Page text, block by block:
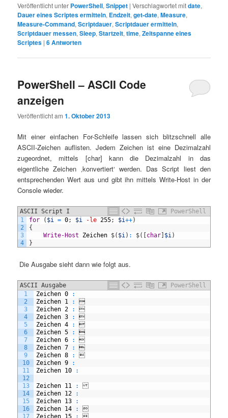
Veröffentlicht unter PowerShell,Snippet |Verschlagwortet mitdate,
Dauer eines Scriptes ermitteln, Endzeit,get-date,Measure,
Measure-Command,Scriptdauer,Scriptdauer ermitteln,
Scriptdauer messen,Sleep,Startzeit,time,Zeitspanne eines
Scriptes |6Antworten
PowerShell – ASCII Code
anzeigen
Veröffentlicht am1. Oktober 2013
Mit einer einfachen For-Schleife lassen sich blitzschnell alle
ASCII-Zeichen auflisten. Jedem Zeichen ist eine Dezimalzahl
zugeordnet, mittels [char] kann die Dezimalzahl in das
eigentliche Zeichen ‚konvertiert‘ werden. Das Script liest den
entsprechenden Wert aus und gibt ihn mittels Write-Host in der
Console wieder.
ASCII Script I
PowerShell
1
2
3
4
for ( $i = 0; $i -le 255; $i++)
{
Write-Host
Zeichen $( $i) : $( char $i)
}
Die Ausgabe sieht dann wie folgt aus.
ASCII Ausgabe
PowerShell
1
2
3
4
5
6
7
8
9
10
11
12
13
14
15
16
17
Zeichen 0
:
Zeichen 1 :

Zeichen 2 :

Zeichen 3 :

Zeichen 4 :

Zeichen 5 :

Zeichen 6 :

Zeichen 7 :

Zeichen 8 :

Zeichen 9
:
Zeichen 10 :
Zeichen 11
:
Zeichen 12
:
Zeichen 13
:
Zeichen 14 :

Zeichen 15 :
